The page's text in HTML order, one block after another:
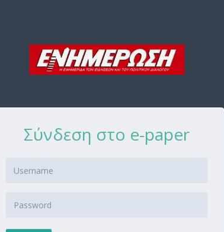
Σύνδεση στο e-paper